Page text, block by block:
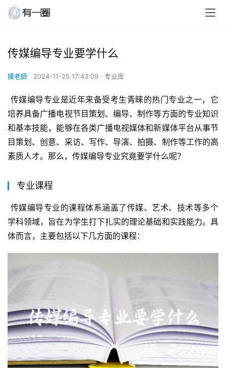
传媒编导专业要学什么
陳老師 2024-11-25 17:43:09 专业库
培养具备广播电视节目策划、编导、制作等方面的专业知识
和基本技能，能够在各类广播电视媒体和新媒体平台从事节
目策划、创意、采访、写作、导演、拍摄、制作等工作的高
素质人才。那么，传媒编导专业究竟要学什么呢？
专业课程
学科领域，旨在为学生打下扎实的理论基础和实践能力。具
体而言，主要包括以下几方面的课程：